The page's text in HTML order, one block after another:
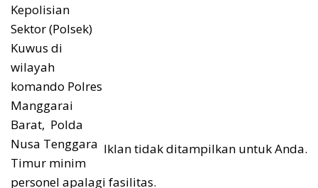
Iklan tidak ditampilkan untuk Anda.
Kepolisian
Sektor (Polsek)
Kuwus di
wilayah
komando Polres
Manggarai
Barat, Polda
Nusa Tenggara
Timur minim
personel apalagi fasilitas.